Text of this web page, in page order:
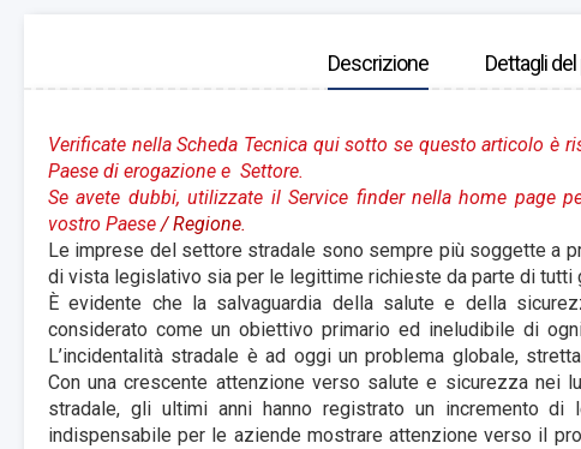
Descrizione Dettagli
Verificate nella Scheda Tecnica qui sotto se questo articolo è
Paese di erogazione e Settore.
Se avete dubbi, utilizzate il Service finder nella home page
vostro Paese/ Regione.
Le imprese del settore stradale sono sempre più soggette a
di vista legislativo sia per le legittime richieste da parte di tutti
È evidente che la salvaguardia della salute e della
considerato come un obiettivo primario ed ineludibile di
L’incidentalità stradale è ad oggi un problema globale,
Con una crescente attenzione verso salute e sicurezza nei
stradale, gli ultimi anni hanno registrato un incremento
indispensabile per le aziende mostrare attenzione verso il